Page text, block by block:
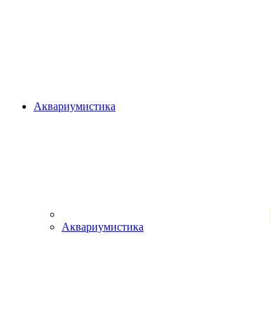
Аквариумистика
Аквариумистика